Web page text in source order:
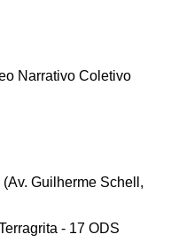
Narrativo Coletivo
Guilherme Schell,
- 17 ODS